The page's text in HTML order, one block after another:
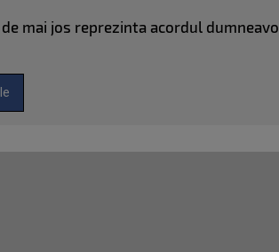
mai jos reprezinta acordul